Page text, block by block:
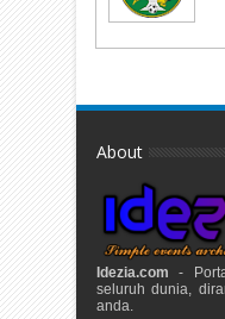
About
Idezia.com -
seluruh dunia,
anda.